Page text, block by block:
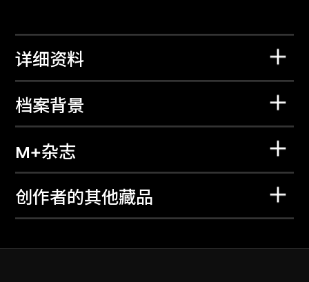
详细资料
档案背景
M+杂志
创作者的其他藏品